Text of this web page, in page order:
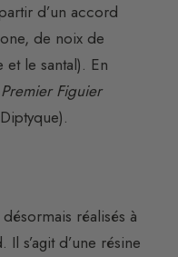
d’un accord
de noix de
le santal). En
Premier Figuier
réalisés à
s’agit d’une résine